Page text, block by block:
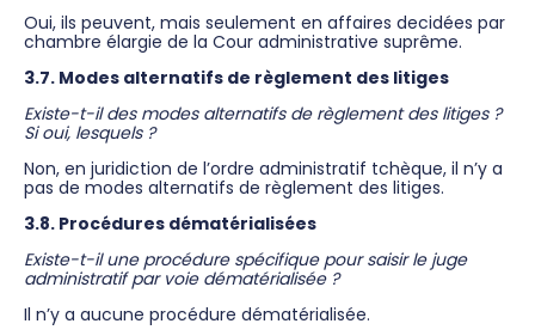
Oui, ils peuvent, mais seulement en affaires decidées par
chambre élargie de la Cour administrative suprême.
3.7. Modes alternatifs de règlement des litiges
Existe-t-il des modes alternatifs de règlement des litiges ?
Si oui, lesquels ?
Non, en juridiction de l’ordre administratif tchèque, il n’y a
pas de modes alternatifs de règlement des litiges.
3.8. Procédures dématérialisées
Existe-t-il une procédure spécifique pour saisir le juge
administratif par voie dématérialisée ?
Il n’y a aucune procédure dématérialisée.